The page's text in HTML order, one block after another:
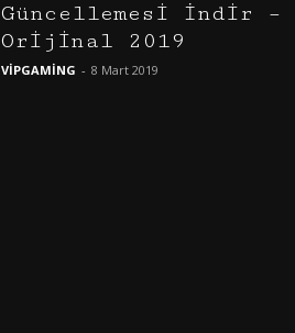
Güncellemesi İndir –
Orijinal 2019
VİPGAMİNG - 8 Mart 2019